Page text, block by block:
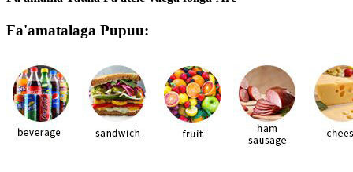
Fa'amatalaga Pupuu: